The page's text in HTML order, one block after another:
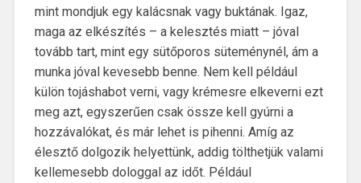
mint mondjuk egy kalácsnak vagy buktának. Igaz,
maga az elkészítés – a kelesztés miatt – jóval
tovább tart, mint egy sütőporos süteménynél, ám a
munka jóval kevesebb benne. Nem kell például
külön tojáshabot verni, vagy krémesre elkeverni ezt
meg azt, egyszerűen csak össze kell gyúrni a
hozzávalókat, és már lehet is pihenni. Amíg az
élesztő dolgozik helyettünk, addig tölthetjük valami
kellemesebb dologgal az időt. Például